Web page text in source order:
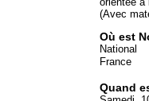
(Avec
Où est
National
France
Quand